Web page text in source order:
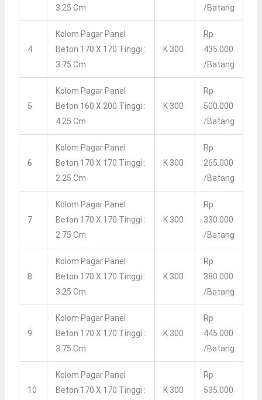
3.25 Cm
/batang
4
Kolom Pagar Panel
Beton 170 X 170 Tinggi :
3.75 Cm
K 300
Rp
435.000
/batang
5
Kolom Pagar Panel
Beton 160 X 200 Tinggi :
4.25 Cm
K 300
Rp
500.000
/batang
6
Kolom Pagar Panel
Beton 170 X 170 Tinggi :
2.25 Cm
K 300
Rp
265.000
/batang
7
Kolom Pagar Panel
Beton 170 X 170 Tinggi :
2.75 Cm
K 300
Rp
330.000
/batang
8
Kolom Pagar Panel
Beton 170 X 170 Tinggi :
3.25 Cm
K 300
Rp
380.000
/batang
9
Kolom Pagar Panel
Beton 170 X 170 Tinggi :
3.75 Cm
K 300
Rp
445.000
/batang
10
Kolom Pagar Panel
Beton 170 X 170 Tinggi :
K 300
Rp
535.000